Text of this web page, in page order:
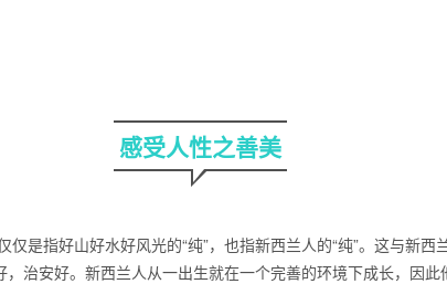
感受人性之善美
是指好山好水好风光的“纯”，也指新西兰人的“纯”。这与新西
治安好。新西兰人从一出生就在一个完善的环境下成长，因